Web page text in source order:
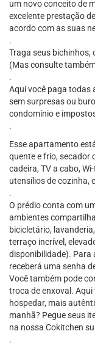
um novo conceito de
excelente prestação
acordo com as suas
.
Traga seus bichinhos,
(Mas consulte
.
Aqui você paga todas
sem surpresas ou
condomínio e
.
Esse apartamento
quente e frio, secador
cadeira, TV a cabo,
utensílios de cozinha,
.
O prédio conta com
ambientes
bicicletário,
terraço incrível,
disponibilidade). Para
receberá uma senha
Você também pode
troca de enxoval.
hospedar, mais
manhã? Pegue seus
na nossa Cokitchen
.